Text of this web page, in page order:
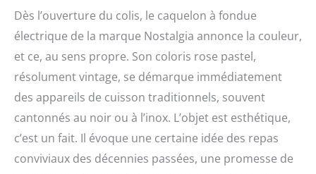
délicieuse de servir des
entrées et des desserts
hors d'œuvre. Vous
pouvez le sortir en toute
occasion Contrôle de la
température : contrôlez
le niveau de chaleur
dans la casserole en
utilisant le cadran de
contrôle de la
température avec 5
Dès l’ouverture du colis, le caquelon à fondue
électrique de la marque Nostalgia annonce la couleur,
et ce, au sens propre. Son coloris rose pastel,
résolument vintage, se démarque immédiatement
des appareils de cuisson traditionnels, souvent
cantonnés au noir ou à l’inox. L’objet est esthétique,
c’est un fait. Il évoque une certaine idée des repas
conviviaux des décennies passées, une promesse de